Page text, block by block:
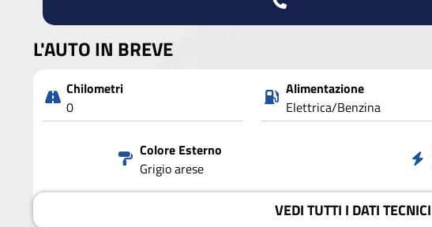
L'AUTO IN BREVE
Chilometri
0
Alimentazione
Elettrica/Benzina
Colore Esterno
Grigio arese
VEDITUTTI I DATITECNICI